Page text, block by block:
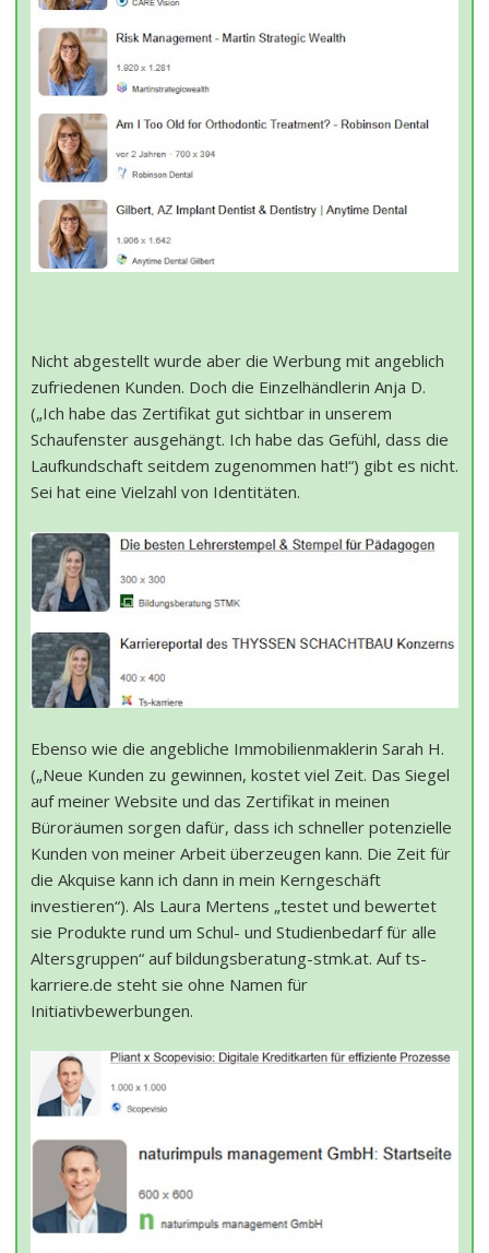
Nicht abgestellt wurde aber die Werbung mit angeblich
zufriedenen Kunden. Doch die Einzelhändlerin Anja D.
(„Ich habe das Zertifikat gut sichtbar in unserem
Schaufenster ausgehängt. Ich habe das Gefühl, dass die
Laufkundschaft seitdem zugenommen hat!“) gibt es nicht.
Sei hat eine Vielzahl von Identitäten.
Ebenso wie die angebliche Immobilienmaklerin Sarah H.
(„Neue Kunden zu gewinnen, kostet viel Zeit. Das Siegel
auf meiner Website und das Zertifikat in meinen
Büroräumen sorgen dafür, dass ich schneller potenzielle
Kunden von meiner Arbeit überzeugen kann. Die Zeit für
die Akquise kann ich dann in mein Kerngeschäft
investieren“). Als Laura Mertens „testet und bewertet
sie Produkte rund um Schul- und Studienbedarf für alle
Altersgruppen“ auf bildungsberatung-stmk.at. Auf ts-
karriere.de steht sie ohne Namen für
Initiativbewerbungen.